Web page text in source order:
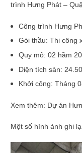
trình Hưng Phát –
Công trình Hưng
Gói thầu: Thi công
Quy mô: 02 hầm
Diện tích sàn:
Khởi công: Tháng
Xem thêm: Dự án
Một số hình ảnh ghi